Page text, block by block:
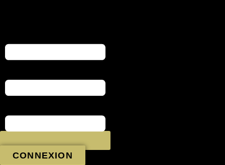
CONNEXION